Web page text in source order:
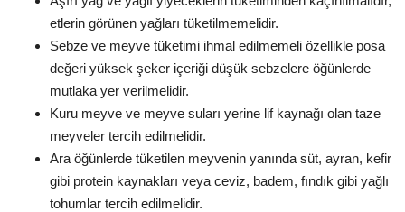
etlerin görünen yağları tüketilmemelidir.
Sebze ve meyve tüketimi ihmal edilmemeli özellikle posa
değeri yüksek şeker içeriği düşük sebzelere öğünlerde
mutlaka yer verilmelidir.
Kuru meyve ve meyve suları yerine lif kaynağı olan taze
meyveler tercih edilmelidir.
Ara öğünlerde tüketilen meyvenin yanında süt, ayran, kefir
gibi protein kaynakları veya ceviz, badem, fındık gibi yağlı
tohumlar tercih edilmelidir.